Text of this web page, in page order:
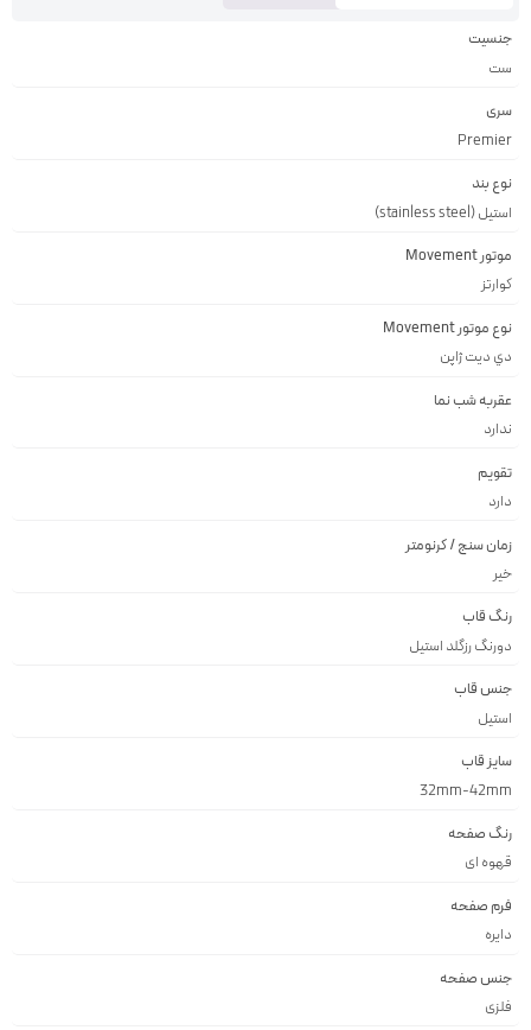
جنسیت
ست
سری
Premier
نوع بند
استیل (stainless steel)
موتور Movement
کوارتز
نوع موتور Movement
دي ديت ژاپن
عقربه شب نما
ندارد
تقویم
دارد
زمان سنج / کرنومتر
خیر
رنگ قاب
دورنگ رزگلد استيل
جنس قاب
استيل
سایز قاب
32mm-42mm
رنگ صفحه
قهوه اى
فرم صفحه
دايره
جنس صفحه
فلزى